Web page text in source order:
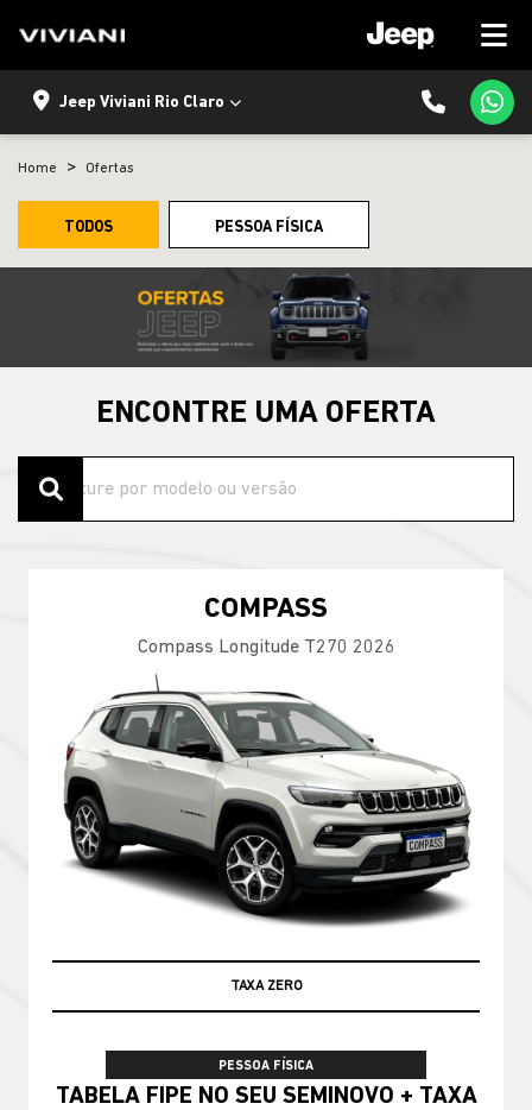
Jeep Viviani Rio Claro
Home Ofertas
TODOS PESSOA FÍSICA
ENCONTRE UMA OFERTA
COMPASS
Compass Longitude T270 2026
100% DA TABELA FIPE NO SEU USADO
PESSOA FÍSICA
TABELA FIPE NO SEU SEMINOVO + TAXA